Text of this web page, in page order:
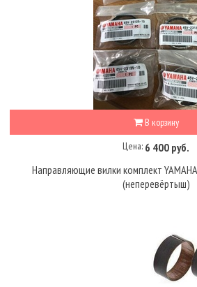
В корзину
Цена: 6 400 руб.
Направляющие вилки комплект
(неперевёртыш)